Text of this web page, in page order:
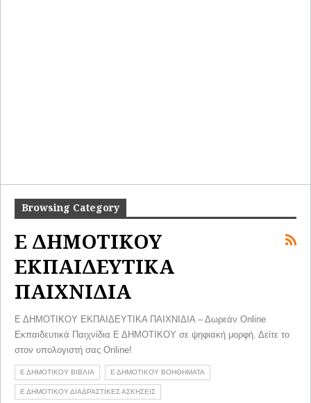
Browsing Category
Ε ΔΗΜΟΤΙΚΟΥ
ΕΚΠΑΙΔΕΥΤΙΚΑ
ΠΑΙΧΝΙΔΙΑ
Ε ΔΗΜΟΤΙΚΟΥ ΕΚΠΑΙΔΕΥΤΙΚΑ ΠΑΙΧΝΙΔΙΑ – Δωρεάν Online
Εκπαιδευτικά Παιχνίδια Ε ΔΗΜΟΤΙΚΟΥ σε ψηφιακή μορφή. Δείτε το
στον υπολογιστή σας Online!
Ε ΔΗΜΟΤΙΚΟΥ ΒΙΒΛΙΑ Ε ΔΗΜΟΤΙΚΟΥ ΒΟΗΘΗΜΑΤΑ
Ε ΔΗΜΟΤΙΚΟΥ ΔΙΑΔΡΑΣΤΙΚΕΣ ΑΣΚΗΣΕΙΣ